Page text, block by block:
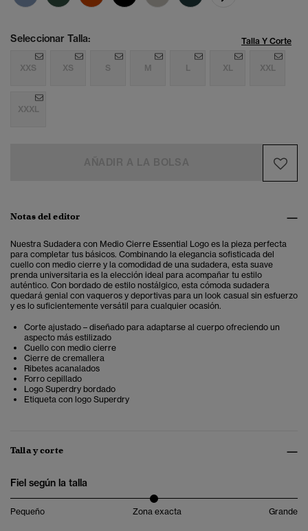
Seleccionar Talla: Talla Y Corte
XXS XS S M L XL XXL
XXXL
Notas del editor
Nuestra Sudadera con Medio Cierre Essential Logo es la pieza perfecta
para completar tus básicos. Combinando la elegancia sofisticada del
cuello con medio cierre y la comodidad de una sudadera, esta suave
prenda universitaria es la elección ideal para acompañar tu estilo
auténtico. Con bordado de estilo nostálgico, esta cómoda sudadera
quedará genial con vaqueros y deportivas para un look casual sin esfuerzo
y es lo suficientemente versátil para cualquier ocasión.
Corte ajustado – diseñado para adaptarse al cuerpo ofreciendo un
aspecto más estilizado
Cuello con medio cierre
Cierre de cremallera
Ribetes acanalados
Forro cepillado
Logo Superdry bordado
Etiqueta con logo Superdry
Talla y corte
Fiel según la talla
Pequeño Zona exacta Grande